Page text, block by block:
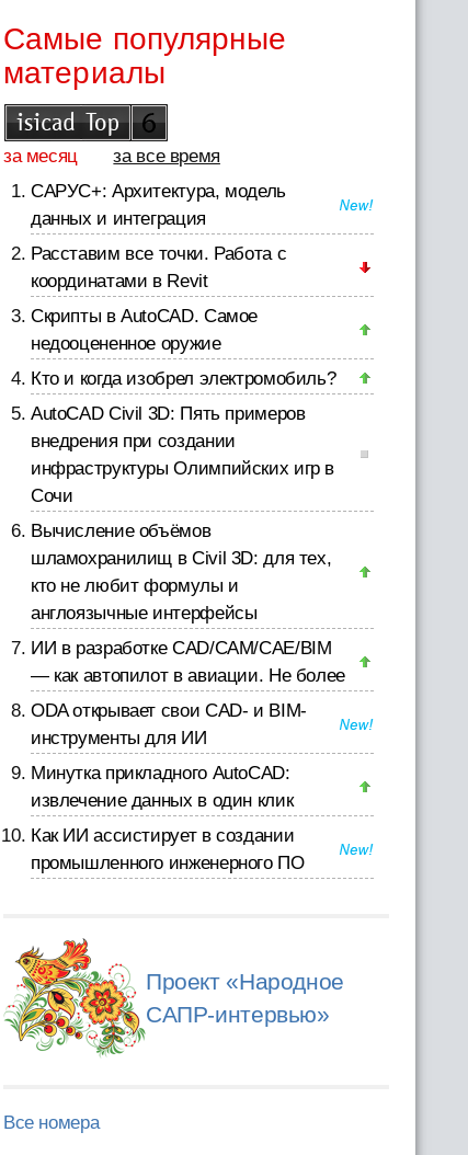
Самые популярные
материалы
за месяц
за все время
САРУС+: Архитектура, модель
данных и интеграция
Расставим все точки. Работа с
координатами в Revit
Скрипты в AutoCAD. Самое
недооцененное оружие
Кто и когда изобрел электромобиль?
AutoCAD Civil 3D: Пять примеров
внедрения при создании
инфраструктуры Олимпийских игр в
Сочи
Вычисление объёмов
шламохранилищ в Civil 3D: для тех,
кто не любит формулы и
англоязычные интерфейсы
ИИ в разработке CAD/CAM/CAE/BIM
— как автопилот в авиации. Не более
ODA открывает свои CAD- и BIM-
инструменты для ИИ
Минутка прикладного AutoCAD:
извлечение данных в один клик
Как ИИ ассистирует в создании
промышленного инженерного ПО
Проект «Народное
САПР-интервью»
Все номера